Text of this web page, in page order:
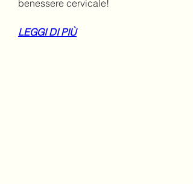
benessere cervicale!
LEGGI DI PIÙ